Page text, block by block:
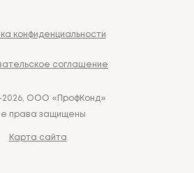
конфиденциальности
соглашение
2026, ООО «ПрофКонд»
права защищены
Карта сайта